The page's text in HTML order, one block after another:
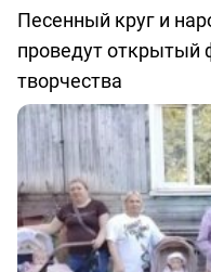
Песенный круг и
проведут открытый
творчества